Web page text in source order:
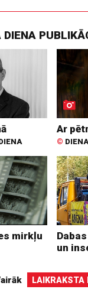
Ar
© DIENA
mirkļu
un
LAIKRAKSTA